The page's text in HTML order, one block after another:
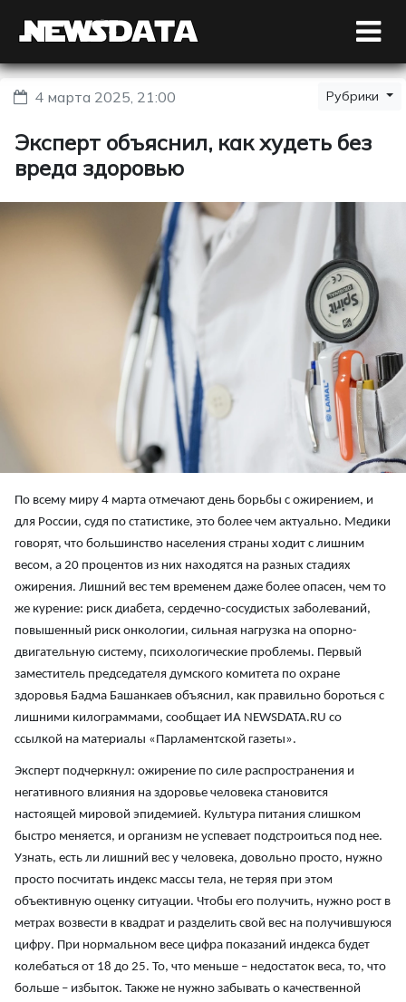
4 марта 2025, 21:00 Рубрики
Эксперт объяснил, как худеть без
вреда здоровью
По всему миру 4 марта отмечают день борьбы с ожирением, и
для России, судя по статистике, это более чем актуально. Медики
говорят, что большинство населения страны ходит с лишним
весом, а 20 процентов из них находятся на разных стадиях
ожирения. Лишний вес тем временем даже более опасен, чем то
же курение: риск диабета, сердечно-сосудистых заболеваний,
повышенный риск онкологии, сильная нагрузка на опорно-
двигательную систему, психологические проблемы. Первый
заместитель председателя думского комитета по охране
здоровья Бадма Башанкаев объяснил, как правильно бороться с
лишними килограммами, сообщает ИА NEWSDATA.RU со
ссылкой на материалы «Парламентской газеты».
Эксперт подчеркнул: ожирение по силе распространения и
негативного влияния на здоровье человека становится
настоящей мировой эпидемией. Культура питания слишком
быстро меняется, и организм не успевает подстроиться под нее.
Узнать, есть ли лишний вес у человека, довольно просто, нужно
просто посчитать индекс массы тела, не теряя при этом
объективную оценку ситуации. Чтобы его получить, нужно рост в
метрах возвести в квадрат и разделить свой вес на получившуюся
цифру. При нормальном весе цифра показаний индекса будет
колебаться от 18 до 25. То, что меньше – недостаток веса, то, что
больше – избыток. Также не нужно забывать о качественной